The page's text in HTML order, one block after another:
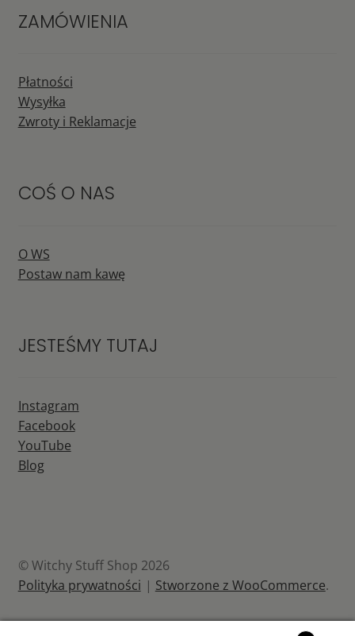
ZAMÓWIENIA
Płatności
Wysyłka
Zwroty i Reklamacje
COŚ O NAS
O WS
Postaw nam kawę
JESTEŚMY TUTAJ
Instagram
Facebook
YouTube
Blog
© Witchy Stuff Shop 2026
Polityka prywatności
Stworzone z WooCommerce.